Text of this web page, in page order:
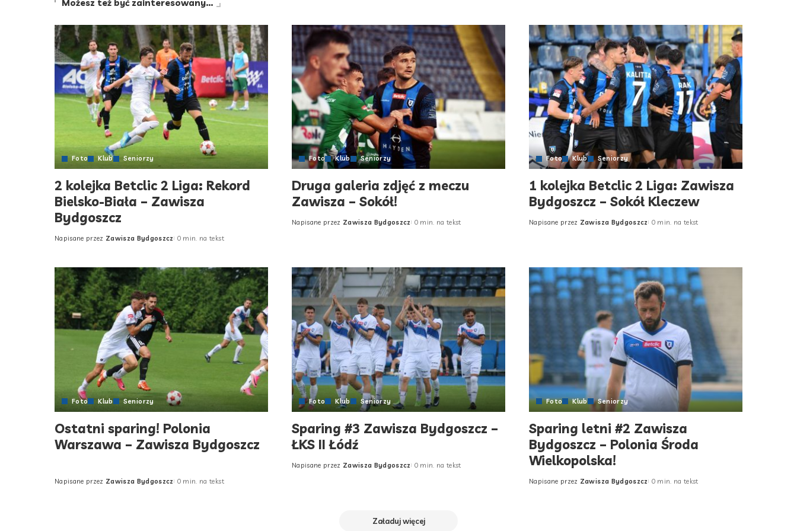
Możesz też być zainteresowany…
Foto Klub Seniorzy
2 kolejka Betclic 2 Liga: Rekord
Bielsko-Biała – Zawisza
Bydgoszcz
Posted
Napisane przez Zawisza Bydgoszcz 0 min. na tekst
Foto Klub Seniorzy
Druga galeria zdjęć z meczu
Zawisza – Sokół!
Posted
Napisane przez Zawisza Bydgoszcz 0 min. na tekst
Foto Klub Seniorzy
1 kolejka Betclic 2 Liga: Zawisza
Bydgoszcz – Sokół Kleczew
Posted
Napisane przez Zawisza Bydgoszcz 0 min. na tekst
Foto Klub Seniorzy
Ostatni sparing! Polonia
Warszawa – Zawisza Bydgoszcz
Posted
Napisane przez Zawisza Bydgoszcz 0 min. na tekst
Foto Klub Seniorzy
Sparing #3 Zawisza Bydgoszcz –
ŁKS II Łódź
Posted
Napisane przez Zawisza Bydgoszcz 0 min. na tekst
Foto Klub Seniorzy
Sparing letni #2 Zawisza
Bydgoszcz – Polonia Środa
Wielkopolska!
Posted
Napisane przez Zawisza Bydgoszcz 0 min. na tekst
Załaduj więcej